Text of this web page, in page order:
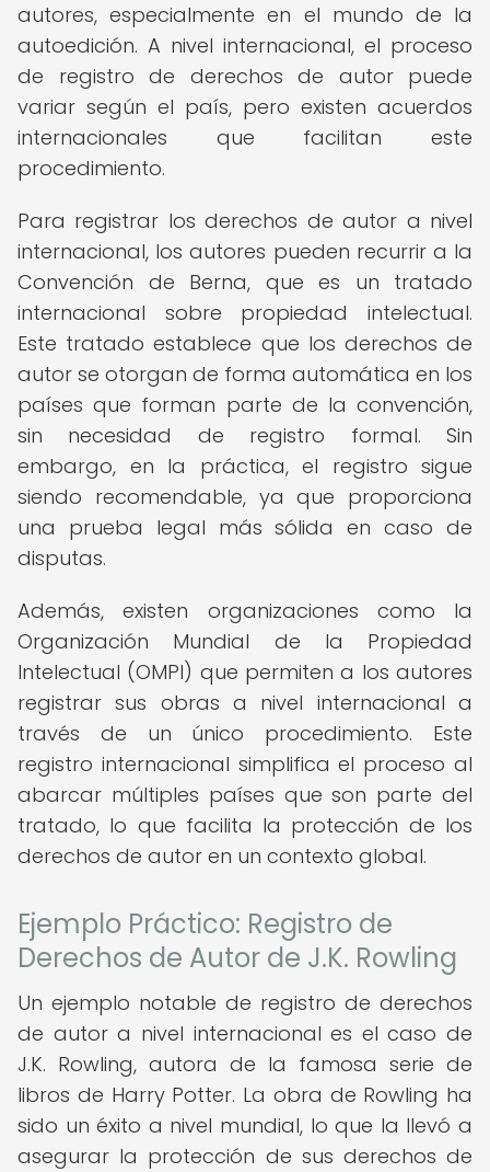
autores, especialmente en el mundo de la
autoedición. A nivel internacional, el proceso
de registro de derechos de autor puede
variar según el país, pero existen acuerdos
internacionales que facilitan este
procedimiento.
Para registrar los derechos de autor a nivel
internacional, los autores pueden recurrir a la
Convención de Berna, que es un tratado
internacional sobre propiedad intelectual.
Este tratado establece que los derechos de
autor se otorgan de forma automática en los
países que forman parte de la convención,
sin necesidad de registro formal. Sin
embargo, en la práctica, el registro sigue
siendo recomendable, ya que proporciona
una prueba legal más sólida en caso de
disputas.
Además, existen organizaciones como la
Organización Mundial de la Propiedad
Intelectual (OMPI) que permiten a los autores
registrar sus obras a nivel internacional a
través de un único procedimiento. Este
registro internacional simplifica el proceso al
abarcar múltiples países que son parte del
tratado, lo que facilita la protección de los
derechos de autor en un contexto global.
Ejemplo Práctico: Registro de
Derechos de Autor de J.K. Rowling
Un ejemplo notable de registro de derechos
de autor a nivel internacional es el caso de
J.K. Rowling, autora de la famosa serie de
libros de Harry Potter. La obra de Rowling ha
sido un éxito a nivel mundial, lo que la llevó a
asegurar la protección de sus derechos de